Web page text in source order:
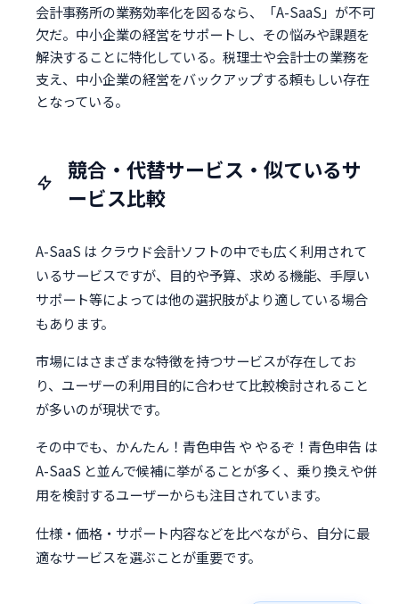
会計事務所の業務効率化を図るなら、「A-SaaS」が不可
欠だ。中小企業の経営をサポートし、その悩みや課題を
解決することに特化している。税理士や会計士の業務を
支え、中小企業の経営をバックアップする頼もしい存在
となっている。
競合・代替サービス・似ているサ
ービス比較
A-SaaS は クラウド会計ソフトの中でも広く利用されて
いるサービスですが、目的や予算、求める機能、手厚い
サポート等によっては他の選択肢がより適している場合
もあります。
市場にはさまざまな特徴を持つサービスが存在してお
り、ユーザーの利用目的に合わせて比較検討されること
が多いのが現状です。
その中でも、かんたん！青色申告 や やるぞ！青色申告 は
A-SaaS と並んで候補に挙がることが多く、乗り換えや併
用を検討するユーザーからも注目されています。
仕様・価格・サポート内容などを比べながら、自分に最
適なサービスを選ぶことが重要です。